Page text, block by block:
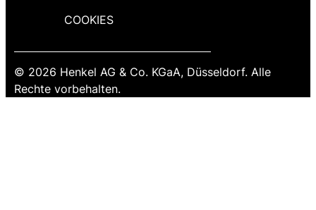
COOKIES
© 2026 Henkel AG & Co. KGaA, Düsseldorf. Alle
Rechte vorbehalten.